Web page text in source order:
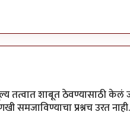
तत्वात शाबूत ठेवण्यासाठी केलं
प्रश्नच उरत नाही.